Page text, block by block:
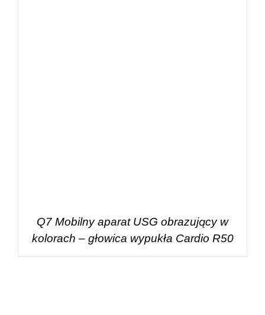
Q7 Mobilny aparat USG obrazujący w
kolorach – głowica wypukła Cardio R50